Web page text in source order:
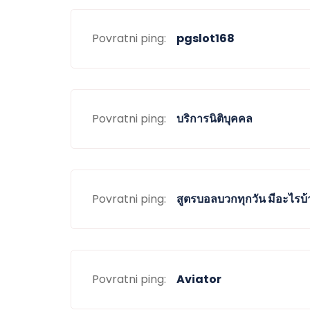
Povratni ping: pgslot168
Povratni ping: บริการนิติบุคคล
Povratni ping: สูตรบอลบวกทุกวัน มีอะไรบ้
Povratni ping: Aviator